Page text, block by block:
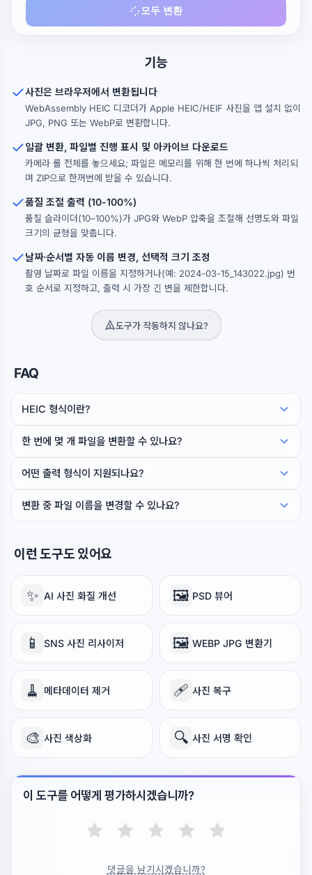
모두 변환
기능
사진은 브라우저에서 변환됩니다
WebAssembly HEIC 디코더가 Apple HEIC/HEIF 사진을 앱 설치 없이
JPG, PNG 또는 WebP로 변환합니다.
일괄 변환, 파일별 진행 표시 및 아카이브 다운로드
카메라 롤 전체를 놓으세요; 파일은 메모리를 위해 한 번에 하나씩 처리되
며 ZIP으로 한꺼번에 받을 수 있습니다.
품질 조절 출력 (10-100%)
품질 슬라이더(10–100%)가 JPG와 WebP 압축을 조절해 선명도와 파일
크기의 균형을 맞춥니다.
날짜·순서별 자동 이름 변경, 선택적 크기 조정
촬영 날짜로 파일 이름을 지정하거나(예: 2024-03-15_143022.jpg) 번
호 순서로 지정하고, 출력 시 가장 긴 변을 제한합니다.
도구가 작동하지 않나요?
FAQ
HEIC 형식이란?
한 번에 몇 개 파일을 변환할 수 있나요?
어떤 출력 형식이 지원되나요?
변환 중 파일 이름을 변경할 수 있나요?
이런 도구도 있어요
✨ AI 사진 화질 개선 🖼️ PSD 뷰어
📱 SNS 사진 리사이저 🖼️ WEBP JPG 변환기
🧹 메타데이터 제거 🩹 사진 복구
🎨 사진 색상화 🔍 사진 서명 확인
이 도구를 어떻게 평가하시겠습니까?
댓글을 남기시겠습니까?